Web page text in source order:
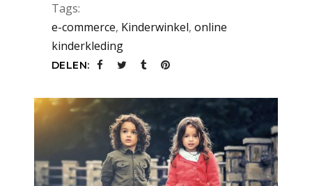
Tags:
e-commerce, Kinderwinkel, online
kinderkleding
DELEN: